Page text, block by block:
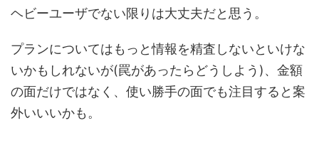
ヘビーユーザでない限りは大丈夫だと思う。
プランについてはもっと情報を精査しないといけな
いかもしれないが(罠があったらどうしよう)、金額
の面だけではなく、使い勝手の面でも注目すると案
外いいいかも。